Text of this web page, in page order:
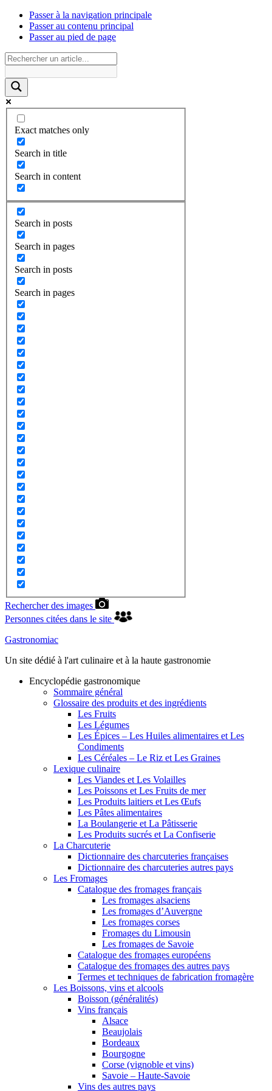
Passer à la navigation principale
Passer au contenu principal
Passer au pied de page
Exact matches only
Search in title
Search in content
Search in posts
Search in pages
Search in posts
Search in pages
Rechercher des images
Personnes citées dans le site
Gastronomiac
Un site dédié à l'art culinaire et à la haute gastronomie
Encyclopédie gastronomique
Sommaire général
Glossaire des produits et des ingrédients
Les Fruits
Les Légumes
Les Épices – Les Huiles alimentaires et Les
Condiments
Les Céréales – Le Riz et Les Graines
Lexique culinaire
Les Viandes et Les Volailles
Les Poissons et Les Fruits de mer
Les Produits laitiers et Les Œufs
Les Pâtes alimentaires
La Boulangerie et La Pâtisserie
Les Produits sucrés et La Confiserie
La Charcuterie
Dictionnaire des charcuteries françaises
Dictionnaire des charcuteries autres pays
Les Fromages
Catalogue des fromages français
Les fromages alsaciens
Les fromages d’Auvergne
Les fromages corses
Fromages du Limousin
Les fromages de Savoie
Catalogue des fromages européens
Catalogue des fromages des autres pays
Termes et techniques de fabrication fromagère
Les Boissons, vins et alcools
Boisson (généralités)
Vins français
Alsace
Beaujolais
Bordeaux
Bourgogne
Corse (vignoble et vins)
Savoie – Haute-Savoie
Vins des autres pays